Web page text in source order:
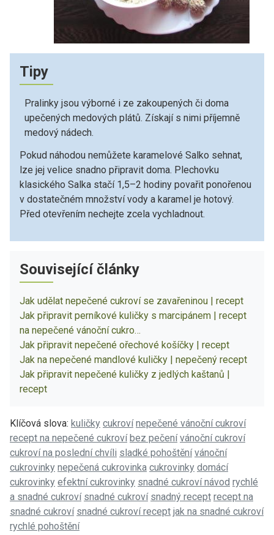
Tipy
Pralinky jsou výborné i ze zakoupených či doma
upečených medových plátů. Získají s nimi příjemně
medový nádech.
Pokud náhodou nemůžete karamelové Salko sehnat,
lze jej velice snadno připravit doma. Plechovku
klasického Salka stačí 1,5–2 hodiny povařit ponořenou
v dostatečném množství vody a karamel je hotový.
Před otevřením nechejte zcela vychladnout.
Související články
Jak udělat nepečené cukroví se zavařeninou | recept
Jak připravit perníkové kuličky s marcipánem | recept
na nepečené vánoční cukro…
Jak připravit nepečené ořechové košíčky | recept
Jak na nepečené mandlové kuličky | nepečený recept
Jak připravit nepečené kuličky z jedlých kaštanů |
recept
Klíčová slova: kuličky cukroví nepečené vánoční cukroví
recept na nepečené cukroví bez pečení vánoční cukroví
cukroví na poslední chvíli sladké pohoštění vánoční
cukrovinky nepečená cukrovinka cukrovinky domácí
cukrovinky efektní cukrovinky snadné cukroví návod rychlé
a snadné cukroví snadné cukroví snadný recept recept na
snadné cukroví snadné cukroví recept jak na snadné cukroví
rychlé pohoštění